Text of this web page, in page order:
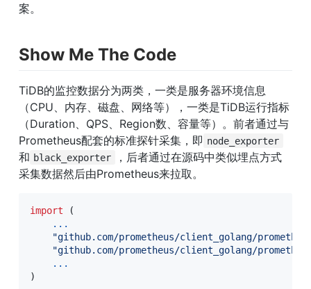
案。
Show Me The Code
TiDB的监控数据分为两类，一类是服务器环境信息
（CPU、内存、磁盘、网络等），一类是TiDB运行指标
（Duration、QPS、Region数、容量等）。前者通过与
Prometheus配套的标准探针采集，即 node_exporter
和 black_exporter
，后者通过在源码中类似埋点方式
采集数据然后由Prometheus来拉取。
import
(
...
"github.com/prometheus/client_golang/
"github.com/prometheus/client_golang/
...
)